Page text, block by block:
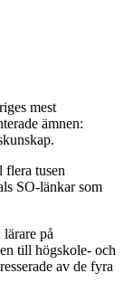
mest
ämnen:
flera tusen
SO-länkar som
på
till högskole- och
av de fyra